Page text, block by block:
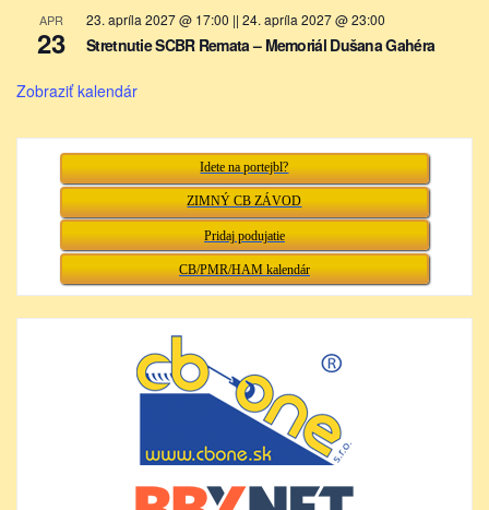
APR
23
23. apríla 2027 @ 17:00 || 24. apríla 2027 @ 23:00
Stretnutie SCBR Remata – Memoriál Dušana Gahéra
Zobraziť kalendár
Idete na portejbl?
ZIMNÝ CB ZÁVOD
Pridaj podujatie
CB/PMR/HAM kalendár